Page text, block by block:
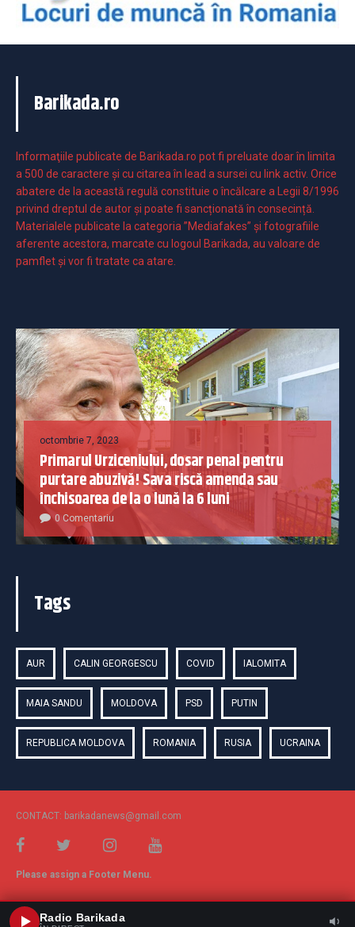
Barikada.ro
Informaţiile publicate de Barikada.ro pot fi preluate doar în limita
a 500 de caractere şi cu citarea în lead a sursei cu link activ. Orice
abatere de la această regulă constituie o încălcare a Legii 8/1996
privind dreptul de autor și poate fi sancționată în consecință.
Materialele publicate la categoria ”Mediafakes” și fotografiile
aferente acestora, marcate cu logoul Barikada, au valoare de
pamflet și vor fi tratate ca atare.
octombrie 7, 2023
Primarul Urziceniului, dosar penal pentru
purtare abuzivă! Sava riscă amenda sau
închisoarea de la o lună la 6 luni
0 Comentariu
Tags
AUR CALIN GEORGESCU COVID IALOMITA
MAIA SANDU MOLDOVA PSD PUTIN
REPUBLICA MOLDOVA ROMANIA RUSIA UCRAINA
CONTACT: barikadanews@gmail.com
Please assign a Footer Menu.
Radio Barikada